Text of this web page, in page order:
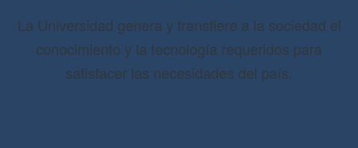
La Universidad genera y transfiere a la sociedad el
conocimiento y la tecnología requeridos para
satisfacer las necesidades del país.